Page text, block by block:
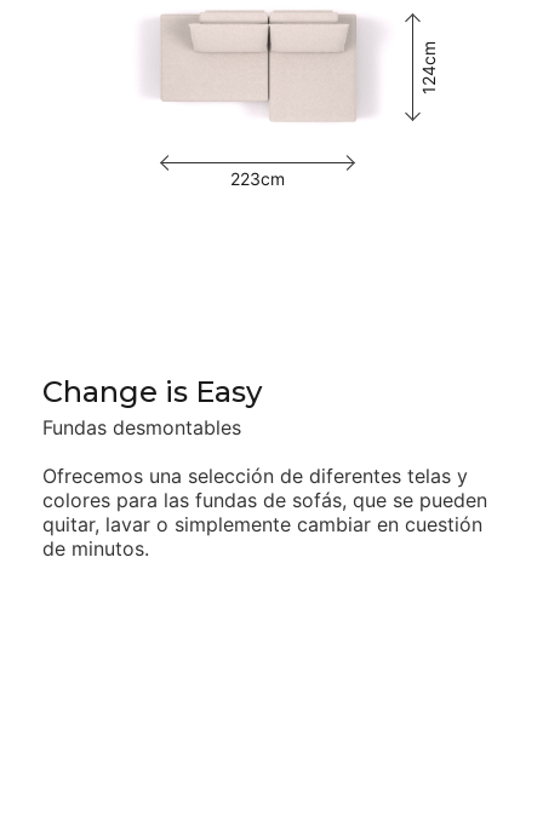
223cm
124cm
Change is Easy
Fundas desmontables
Ofrecemos una selección de diferentes telas y
colores para las fundas de sofás, que se pueden
quitar, lavar o simplemente cambiar en cuestión
de minutos.